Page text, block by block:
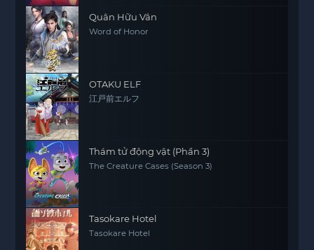
Quân Hữu Vân
Word of Honor
OTAKU ELF
江戸前エルフ
Thám tử động vật (Phần 3)
The Creature Cases (Season 3)
Tasokare Hotel
Tasokare Hotel